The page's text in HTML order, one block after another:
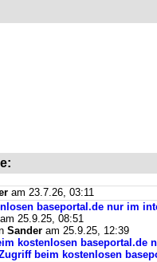
am 23.7.26, 03:11
baseportal.de nur im
25.9.25, 08:51
Sander am 25.9.25, 12:39
kostenlosen baseportal.de
beim kostenlosen